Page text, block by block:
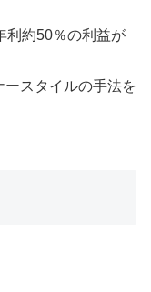
利約50％の利益が
スタイルの手法を